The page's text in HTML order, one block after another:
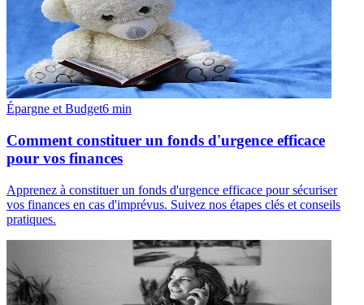
Épargne et Budget6 min
Comment constituer un fonds d'urgence efficace
pour vos finances
Apprenez à constituer un fonds d'urgence efficace pour sécuriser
vos finances en cas d'imprévus. Suivez nos étapes clés et conseils
pratiques.